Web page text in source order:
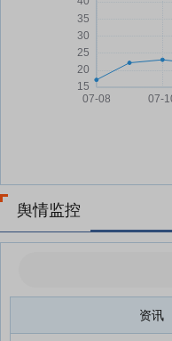
舆情监控
资讯